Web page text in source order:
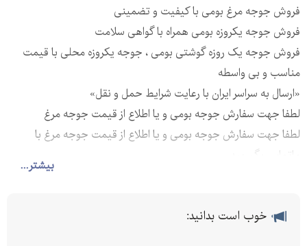
بیشتر...
فروش جوجه مرغ بومی با کیفیت و تضمینی
فروش جوجه یکروزه بومی همراه با گواهی سلامت
فروش جوجه یک روزه گوشتی بومی ، جوجه یکروزه محلی با قیمت
مناسب و بی واسطه
«ارسال به سراسر ایران با رعایت شرایط حمل و نقل»
لطفا جهت سفارش جوجه بومی و یا اطلاع از قیمت جوجه مرغ
لطفا جهت سفارش جوجه بومی و یا اطلاع از قیمت جوجه مرغ با
ماتماس بگیریید
خوب است بدانید: